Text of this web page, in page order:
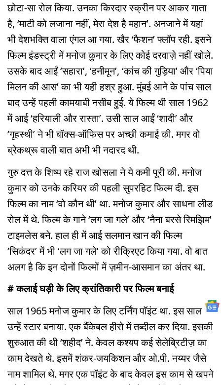
छोटा-सा रोल किया. उनका किरदार स्क्रीन पर आकर गाता
है, ‘माटी को लजाना नहीं, मेरा देश है महान’. अनजाने में यहां
भी देशभक्ति वाला एंगल आ गया. खैर ‘फैशन’ फ्लॉप रही. इसने
फिल्म इंडस्ट्री में मनोज कुमार के लिए कोई दरवाज़े नहीं खोले.
उसके बाद आईं ‘सहारा’, ‘हनीमून’, ‘कांच की गुड़िया’ और ‘पिया
मिलन की आस’ का भी यही हश्र हुआ. मुंबई आने के पांच साल
बाद उन्हें पहली कामयाबी नसीब हुई. ये फिल्म थी साल 1962
में आई ‘हरियाली और रास्ता’. उसी साल आईं ‘शादी’ और
‘गृहस्थी’ ने भी बॉक्स-ऑफिस पर अच्छी कमाई की. मगर वो
ब्रेकथ्रू वाली बात अभी भी नदारद थी.
गुरु दत्त के शिष्य रहे राज खोसला ने ये कमी पूरी की. मनोज
कुमार को उनके करियर की पहली सुपरहिट फिल्म दी. इस
फिल्म का नाम ‘वो कौन थी’ था. मनोज कुमार और साधना लीड
रोल में थे. फिल्म के गाने ‘लग जा गले’ और ‘नैना बरसे रिमझिम’
टाइमलेस बने. हाल ही में आई सलमान खान की फिल्म
‘सिकंदर’ में भी ‘लग जा गले’ को रीक्रिएट किया गया. वो बात
अलग है कि इन दोनों फिल्मों में ज़मीन-आसमान का अंतर था.
# कलाई घड़ी के लिए क्रांतिकारी पर फिल्म बनाई
साल 1965 मनोज कुमार के लिए टर्निंग पॉइंट था. इस साल ने
उन्हें स्टार बनाया. एक बैंकेबल हीरो में तब्दील कर दिया. इसकी
शुरुआत की थी ‘शहीद’ ने. केवल कश्यप कई सेलेब्रिटीज़ का
काम देखते थे. इसमें शंकर-जयकिशन और ओ.पी. नय्यर जैसे
नाम शामिल थे. मगर एक पॉइंट के बाद केवल इस काम से खपने